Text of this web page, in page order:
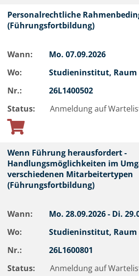
Personalrechtliche
(Führungsfortbildung)
Wann: Mo. 07.09.2026
Wo:
Studieninstitut, Raum
Nr.:
26L1400502
Status:
Anmeldung auf
Wenn Führung herausfordert -
Handlungsmöglichkeiten im
verschiedenen Mitarbeitertypen
(Führungsfortbildung)
Wann: Mo. 28.09.2026 - Di.
Wo:
Studieninstitut, Raum
Nr.:
26L1600801
Status:
Anmeldung auf